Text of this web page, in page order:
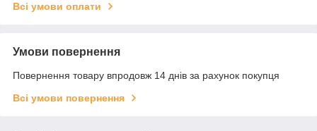
Всі умови оплати
Умови повернення
Повернення товару впродовж 14 днів за рахунок покупця
Всі умови повернення